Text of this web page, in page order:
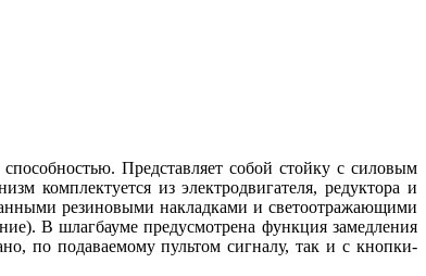
Представляет собой стойку с силовым
комплектуется из электродвигателя, редуктора и
резиновыми накладками и светоотражающими
В шлагбауме предусмотрена функция замедления
по подаваемому пультом сигналу, так и с кнопки-